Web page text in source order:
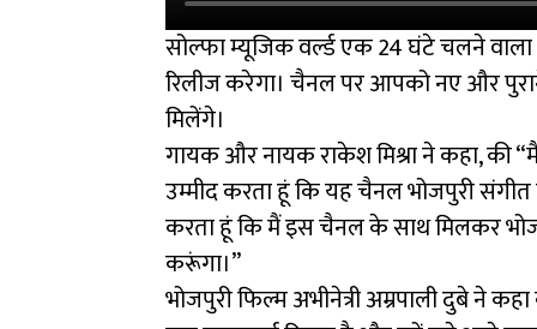
सोल्फा म्यूजिक वर्ल्ड एक 24 घंटे चलने
रिलीज करेगा। चैनल पर आपको नए और
मिलेंगे।
गायक और नायक राकेश मिश्रा ने कहा,
उम्मीद करता हूं कि यह चैनल भोजपुरी संगीत
करता हूं कि मैं इस चैनल के साथ मिलकर
करूंगा।”
भोजपुरी फिल्म अभीनेत्री अम्रपाली दुबे ने